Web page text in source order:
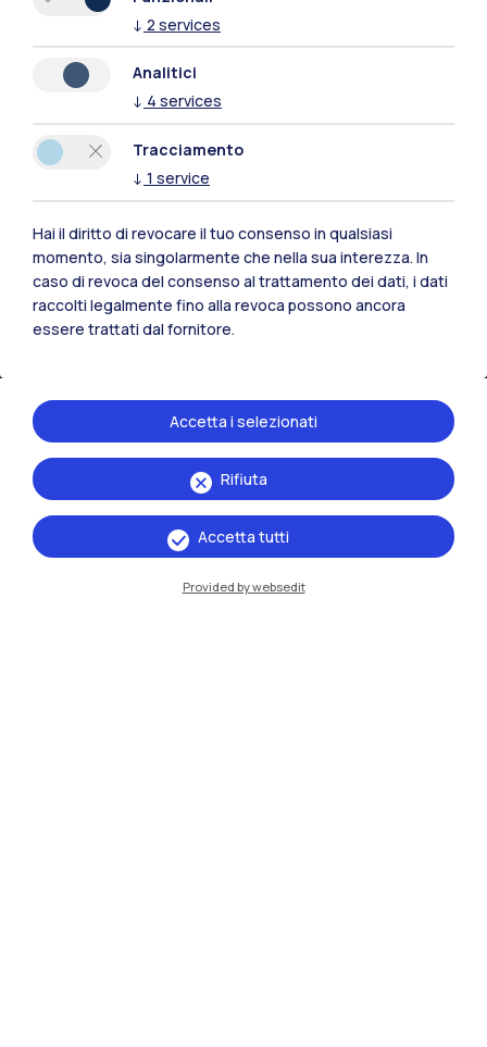
Residenze
IT EN
Sedi
Milano Leonardo
Milano Bovisa
↓ 2 services
Analitici
↓ 4 services
Tracciamento
↓ 1 service
Hai il diritto di revocare il tuo consenso in qualsiasi
momento, sia singolarmente che nella sua interezza. In
caso di revoca del consenso al trattamento dei dati, i dati
raccolti legalmente fino alla revoca possono ancora
essere trattati dal fornitore.
Rifiuta
Accetta i selezionati
Accetta tutti
Provided by websedit